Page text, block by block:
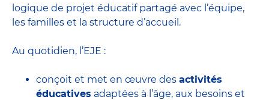
logique de projet éducatif partagé avec l’équipe,
les familles et la structure d’accueil.
Au quotidien, l’EJE :
conçoit et met en œuvre des activités
éducatives adaptées à l’âge, aux besoins et